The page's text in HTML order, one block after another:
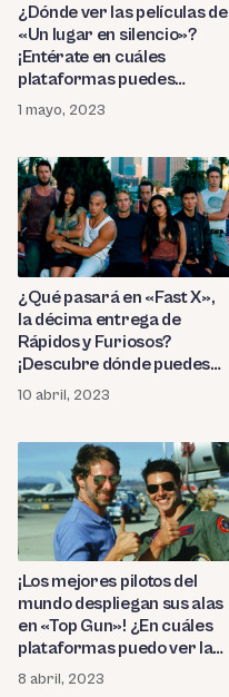
¿Dónde ver las películas de
«Un lugar en silencio»?
¡Entérate en cuáles
plataformas puedes
disfrutar de las cintas
apocalípticas!
1 mayo, 2023
¿Qué pasará en «Fast X»,
la décima entrega de
Rápidos y Furiosos?
¡Descubre dónde puedes
ver la saga de carreras
callejeras y acción en
10 abril, 2023
¡Los mejores pilotos del
mundo despliegan sus alas
en «Top Gun»! ¿En cuáles
plataformas puedo ver la
exitosa cinta
8 abril, 2023